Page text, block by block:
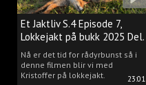
23:01
Et Jaktliv S.4 Episode 7,
Lokkejakt på bukk 2025 Del.
2
Nå er det tid for rådyrbunst så i
denne filmen blir vi med
Kristoffer på lokkejakt.